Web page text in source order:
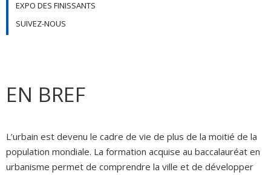
EXPO DES FINISSANTS
SUIVEZ-NOUS
EN BREF
L’urbain est devenu le cadre de vie de plus de la moitié de la
population mondiale. La formation acquise au baccalauréat en
urbanisme permet de comprendre la ville et de développer